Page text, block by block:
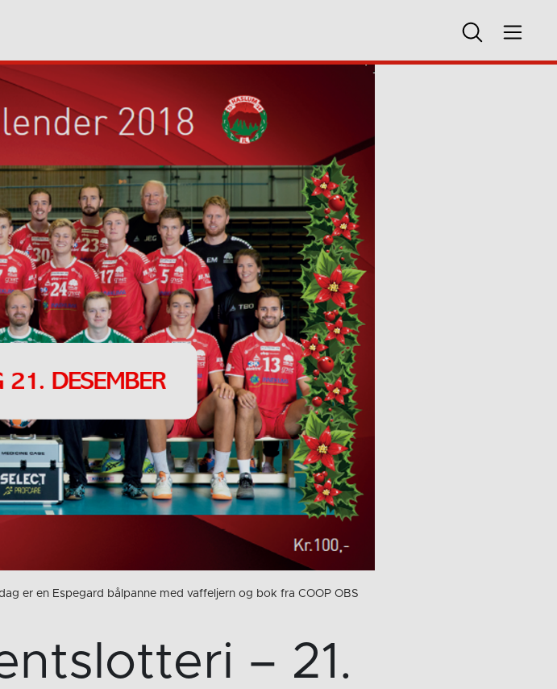
er en Espegard bålpanne med vaffeljern og bok fra COOP OBS
– 21.